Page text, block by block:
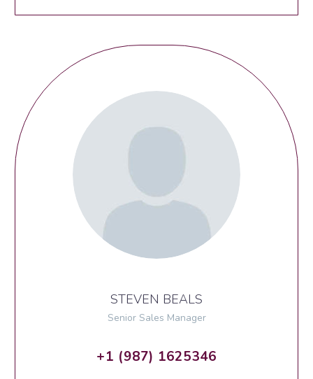
STEVEN BEALS
Senior Sales Manager
+1 (987) 1625346